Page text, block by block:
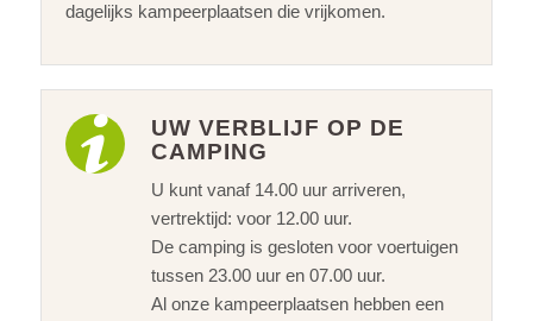
dagelijks kampeerplaatsen die vrijkomen.
UW VERBLIJF OP DE
CAMPING
U kunt vanaf 14.00 uur arriveren,
vertrektijd: voor 12.00 uur.
De camping is gesloten voor voertuigen
tussen 23.00 uur en 07.00 uur.
Al onze kampeerplaatsen hebben een